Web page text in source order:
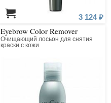
3 124 ₽
Eyebrow Color Remover
Очищающий лосьон для снятия
краски с кожи